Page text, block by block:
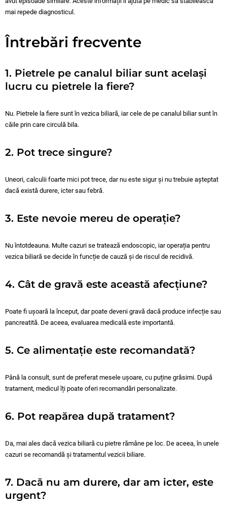
mai repede diagnosticul.
Întrebări frecvente
1. Pietrele pe canalul biliar sunt același
lucru cu pietrele la fiere?
Nu. Pietrele la fiere sunt în vezica biliară, iar cele de pe canalul biliar sunt în
căile prin care circulă bila.
2. Pot trece singure?
Uneori, calculii foarte mici pot trece, dar nu este sigur și nu trebuie așteptat
dacă există durere, icter sau febră.
3. Este nevoie mereu de operație?
Nu întotdeauna. Multe cazuri se tratează endoscopic, iar operația pentru
vezica biliară se decide în funcție de cauză și de riscul de recidivă.
4. Cât de gravă este această afecțiune?
Poate fi ușoară la început, dar poate deveni gravă dacă produce infecție sau
pancreatită. De aceea, evaluarea medicală este importantă.
5. Ce alimentație este recomandată?
Până la consult, sunt de preferat mesele ușoare, cu puține grăsimi. După
tratament, medicul îți poate oferi recomandări personalizate.
6. Pot reapărea după tratament?
Da, mai ales dacă vezica biliară cu pietre rămâne pe loc. De aceea, în unele
cazuri se recomandă și tratamentul vezicii biliare.
7. Dacă nu am durere, dar am icter, este
urgent?